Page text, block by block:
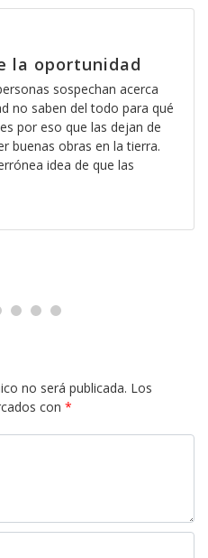
la oportunidad
sospechan acerca
no saben del todo para qué
por eso que las dejan de
buenas obras en la tierra.
idea de que las
no será publicada. Los
con *